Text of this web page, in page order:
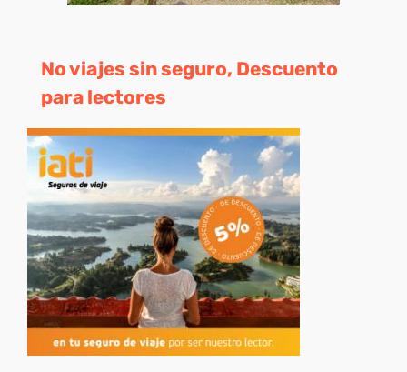
No viajes sin seguro, Descuento
para lectores